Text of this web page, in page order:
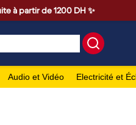
à partir de 1200 DH ✨
Audio et Vidéo Electricité et